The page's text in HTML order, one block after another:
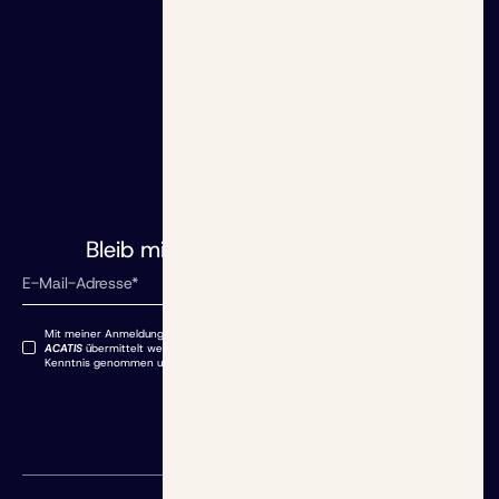
Bleib mit uns auf
Mit meiner Anmeldung stimme ich zu, dass meine angegebenen Daten an
ACATIS übermittelt werden. Die Datenschutzbestimmungen habe ich zur
Kenntnis genommen und akzeptiere sie.